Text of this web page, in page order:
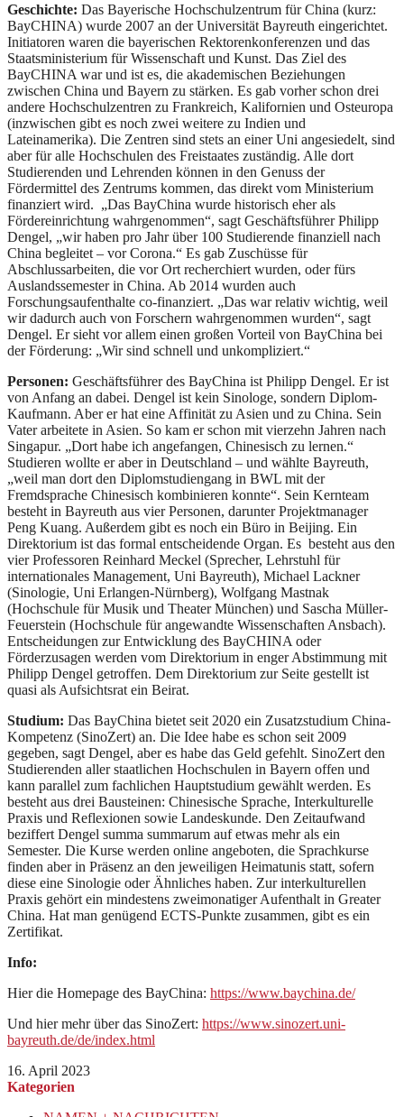
Geschichte: Das Bayerische Hochschulzentrum für China (kurz:
BayCHINA) wurde 2007 an der Universität Bayreuth eingerichtet.
Initiatoren waren die bayerischen Rektorenkonferenzen und das
Staatsministerium für Wissenschaft und Kunst. Das Ziel des
BayCHINA war und ist es, die akademischen Beziehungen
zwischen China und Bayern zu stärken. Es gab vorher schon drei
andere Hochschulzentren zu Frankreich, Kalifornien und Osteuropa
(inzwischen gibt es noch zwei weitere zu Indien und
Lateinamerika). Die Zentren sind stets an einer Uni angesiedelt, sind
aber für alle Hochschulen des Freistaates zuständig. Alle dort
Studierenden und Lehrenden können in den Genuss der
Fördermittel des Zentrums kommen, das direkt vom Ministerium
finanziert wird. „Das BayChina wurde historisch eher als
Fördereinrichtung wahrgenommen“, sagt Geschäftsführer Philipp
Dengel, „wir haben pro Jahr über 100 Studierende finanziell nach
China begleitet – vor Corona.“ Es gab Zuschüsse für
Abschlussarbeiten, die vor Ort recherchiert wurden, oder fürs
Auslandssemester in China. Ab 2014 wurden auch
Forschungsaufenthalte co-finanziert. „Das war relativ wichtig, weil
wir dadurch auch von Forschern wahrgenommen wurden“, sagt
Dengel. Er sieht vor allem einen großen Vorteil von BayChina bei
der Förderung: „Wir sind schnell und unkompliziert.“
Personen: Geschäftsführer des BayChina ist Philipp Dengel. Er ist
von Anfang an dabei. Dengel ist kein Sinologe, sondern Diplom-
Kaufmann. Aber er hat eine Affinität zu Asien und zu China. Sein
Vater arbeitete in Asien. So kam er schon mit vierzehn Jahren nach
Singapur. „Dort habe ich angefangen, Chinesisch zu lernen.“
Studieren wollte er aber in Deutschland – und wählte Bayreuth,
„weil man dort den Diplomstudiengang in BWL mit der
Fremdsprache Chinesisch kombinieren konnte“. Sein Kernteam
besteht in Bayreuth aus vier Personen, darunter Projektmanager
Peng Kuang. Außerdem gibt es noch ein Büro in Beijing. Ein
Direktorium ist das formal entscheidende Organ. Es besteht aus den
vier Professoren Reinhard Meckel (Sprecher, Lehrstuhl für
internationales Management, Uni Bayreuth), Michael Lackner
(Sinologie, Uni Erlangen-Nürnberg), Wolfgang Mastnak
(Hochschule für Musik und Theater München) und Sascha Müller-
Feuerstein (Hochschule für angewandte Wissenschaften Ansbach).
Entscheidungen zur Entwicklung des BayCHINA oder
Förderzusagen werden vom Direktorium in enger Abstimmung mit
Philipp Dengel getroffen. Dem Direktorium zur Seite gestellt ist
quasi als Aufsichtsrat ein Beirat.
Studium: Das BayChina bietet seit 2020 ein Zusatzstudium China-
Kompetenz (SinoZert) an. Die Idee habe es schon seit 2009
gegeben, sagt Dengel, aber es habe das Geld gefehlt. SinoZert den
Studierenden aller staatlichen Hochschulen in Bayern offen und
kann parallel zum fachlichen Hauptstudium gewählt werden. Es
besteht aus drei Bausteinen: Chinesische Sprache, Interkulturelle
Praxis und Reflexionen sowie Landeskunde. Den Zeitaufwand
beziffert Dengel summa summarum auf etwas mehr als ein
Semester. Die Kurse werden online angeboten, die Sprachkurse
finden aber in Präsenz an den jeweiligen Heimatunis statt, sofern
diese eine Sinologie oder Ähnliches haben. Zur interkulturellen
Praxis gehört ein mindestens zweimonatiger Aufenthalt in Greater
China. Hat man genügend ECTS-Punkte zusammen, gibt es ein
Zertifikat.
Info:
Hier die Homepage des BayChina: https://www.baychina.de/
Und hier mehr über das SinoZert: https://www.sinozert.uni-
bayreuth.de/de/index.html
16. April 2023
Kategorien